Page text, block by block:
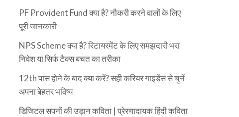
PF Provident Fund क्या है? नौकरी करने वालों के लिए
पूरी जानकारी
NPS Scheme क्या है? रिटायरमेंट के लिए समझदारी भरा
निवेश या सिर्फ टैक्स बचत का तरीका
12th पास होने के बाद क्या करें? सही करियर गाइडेंस से चुनें
अपना बेहतर भविष्य
डिजिटल सपनों की उड़ान कविता | प्रेरणादायक हिंदी कविता